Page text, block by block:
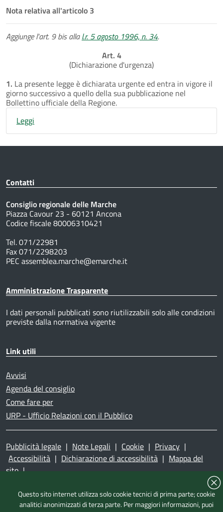
Nota relativa all'articolo 3
Aggiunge l'art. 9 bis allal.r. 5 agosto 1996, n. 34.
Art. 4
(Dichiarazione d'urgenza)
1. La presente legge è dichiarata urgente ed entra in vigore il
giorno successivo a quello della sua pubblicazione nel
Bollettino ufficiale della Regione.
Leggi
Contatti
Consiglio regionale delle Marche
Piazza Cavour 23 - 60121 Ancona
Codice fiscale 80006310421
Tel. 071/22981
Fax 071/2298203
PEC assemblea.marche@emarche.it
Amministrazione Trasparente
I dati personali pubblicati sono riutilizzabili solo alle condizioni
previste dalla normativa vigente
Link utili
Avvisi
Agenda del consiglio
Come fare per
URP - Ufficio Relazioni con il Pubblico
Pubblicità legale | Note Legali | Cookie | Privacy |
Accessibilità | Dichiarazione di accessibilità | Mappa del
sito |
Questo sito internet utilizza solo cookie tecnici di prima parte; cookie
analitici anonimizzati di terza parte. Per maggiori informazioni, puoi